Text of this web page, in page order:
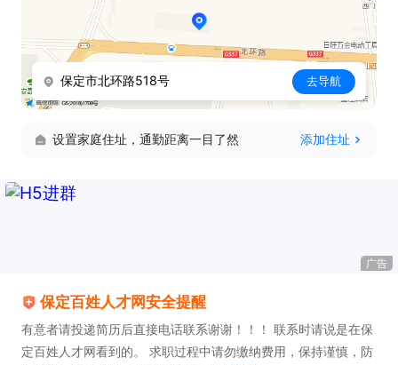
保定市北环路518号 去导航
设置家庭住址，通勤距离一目了然 添加住址
广告
保定百姓人才网安全提醒
有意者请投递简历后直接电话联系谢谢！！！ 联系时请说是在保
定百姓人才网看到的。 求职过程中请勿缴纳费用，保持谨慎，防